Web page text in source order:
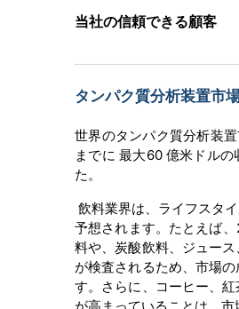
当社の信頼できる顧客
タンパク質分析装置市
世界のタンパク質分析装
までに 最大60 億米ドル
た。
飲料業界は、ライフスタ
予想されます。たとえば
料や、炭酸飲料、ジュー
が検査されるため、市場
す。さらに、コーヒー、